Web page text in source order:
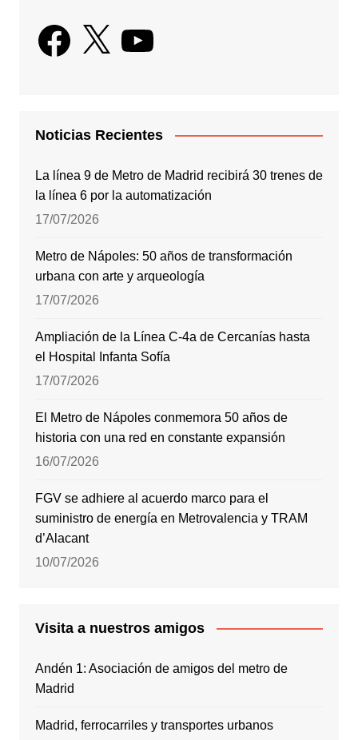
Facebook
X YouTube
Noticias Recientes
La línea 9 de Metro de Madrid recibirá 30 trenes de
la línea 6 por la automatización
17/07/2026
Metro de Nápoles: 50 años de transformación
urbana con arte y arqueología
17/07/2026
Ampliación de la Línea C-4a de Cercanías hasta
el Hospital Infanta Sofía
17/07/2026
El Metro de Nápoles conmemora 50 años de
historia con una red en constante expansión
16/07/2026
FGV se adhiere al acuerdo marco para el
suministro de energía en Metrovalencia y TRAM
d’Alacant
10/07/2026
Visita a nuestros amigos
Andén 1: Asociación de amigos del metro de
Madrid
Madrid, ferrocarriles y transportes urbanos